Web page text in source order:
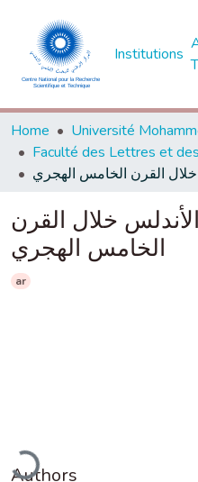
Institutions
Home
خلال القرن
الخامس الهجري
ar
Authors